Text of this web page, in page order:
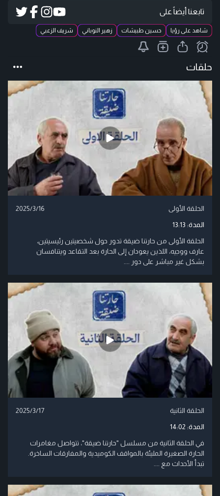
تابعنا أيضاً على
شاهد على رؤيا حسين طبيشات زهير النوباني شريف الزعبي
حلقات
الحلقة الأولى 2025/3/16
المدة: 13:13
الحلقة الأولى من حارتنا ضيقة تدور حول شخصيتين رئيسيتين،
عارف ووجيه، اللذين يعودان إلى الحارة بعد التقاعد ويتنافسان
بشكل غير مباشر على دور ....
الحلقة الثانية 2025/3/17
المدة: 14:02
في الحلقة الثانية من مسلسل "حارتنا ضيقة"، تتواصل مغامرات
الحارة الصغيرة المليئة بالمواقف الكوميدية والمفارقات الساخرة.
تبدأ الأحداث مع ....